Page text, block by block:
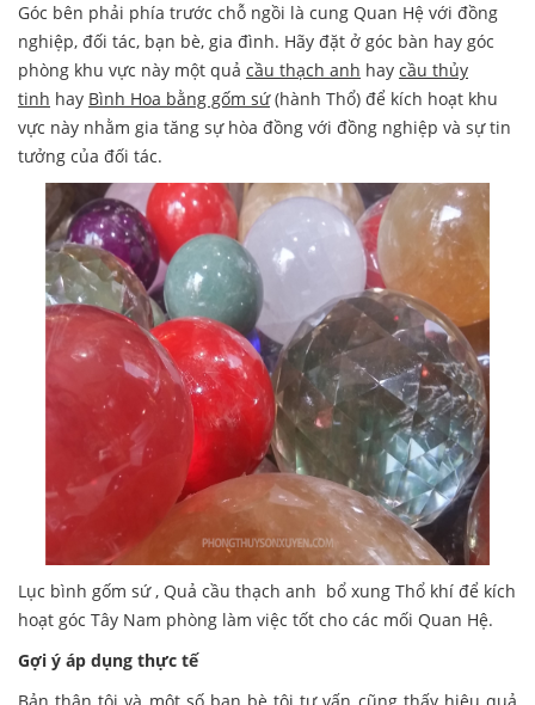
Góc bên phải phía trước chỗ ngồi là cung Quan Hệ với đồng
nghiệp, đối tác, bạn bè, gia đình. Hãy đặt ở góc bàn hay góc
phòng khu vực này một quả cầu thạch anh hay cầu thủy
tinh hay Bình Hoa bằng gốm sứ(hành Thổ) để kích hoạt khu
vực này nhằm gia tăng sự hòa đồng với đồng nghiệp và sự tin
tưởng của đối tác.
Lục bình gốm sứ, Quả cầu thạch anh bổ xung Thổ khí để kích
hoạt góc Tây Nam phòng làm việc tốt cho các mối Quan Hệ.
Gợi ý áp dụng thực tế